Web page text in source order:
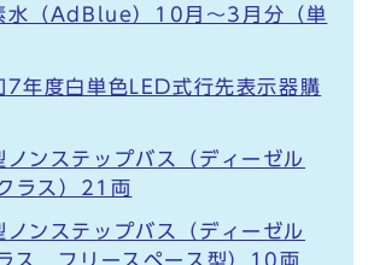
水（AdBlue）10月～3月分（単
7年度白単色LED式行先表示器購
ノンステップバス（ディーゼル
ラス）21両
ノンステップバス（ディーゼル
ス フリースペース型）10両